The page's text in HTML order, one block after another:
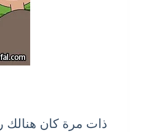
ذات مرة كان